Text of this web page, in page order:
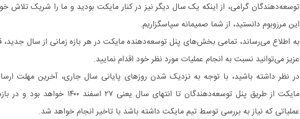
توسعه‌دهندگان گرامی، از اینکه یک سال دیگر نیز در کنار مایکت بودید و ما را شریک
این مرزوبوم دانستید، از شما صمیمانه سپاسگزاریم.
به اطلاع می‌رساند، تمامی بخش‌های پنل توسعه‌دهنده‌ مایکت در هر بازه زمانی از سال
عزیز می‌توانید نسبت به انجام عملیات مورد نظر خود اقدام نمایید.
در نظر داشته باشید، با توجه به نزدیک شدن روزهای پایانی سال جاری، آخرین مهلت
عملیاتی که نیاز به بررسی توسط تیم مایکت داشته باشد با تاخیر انجام خواهد شد.